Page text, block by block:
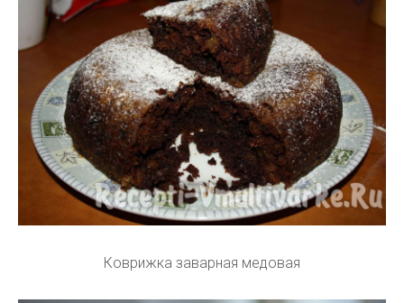
Коврижка заварная медовая